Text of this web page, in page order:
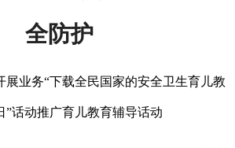
全防护
展业务“下载全民国家的安全卫生育儿教
”话动推广育儿教育辅导话动